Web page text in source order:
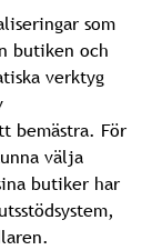
som
butiken och
verktyg
bemästra. För
välja
butiker har